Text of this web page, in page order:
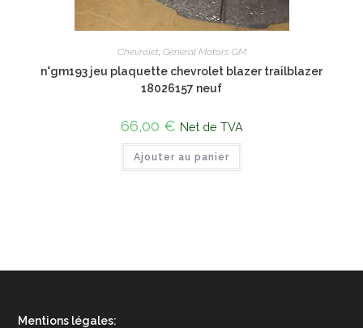
Chevrolet, General Motors GM
n°gm193 jeu plaquette chevrolet blazer trailblazer
18026157 neuf
66,00 € Net de TVA
Ajouter au panier
Mentions légales: